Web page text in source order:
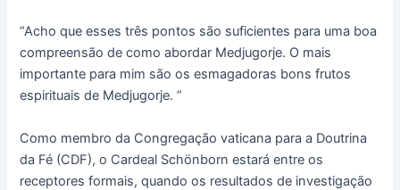
“Acho que esses três pontos são suficientes para uma boa
compreensão de como abordar Medjugorje. O mais
importante para mim são os esmagadoras bons frutos
espirituais de Medjugorje. ”
Como membro da Congregação vaticana para a Doutrina
da Fé (CDF), o Cardeal Schönborn estará entre os
receptores formais, quando os resultados de investigação